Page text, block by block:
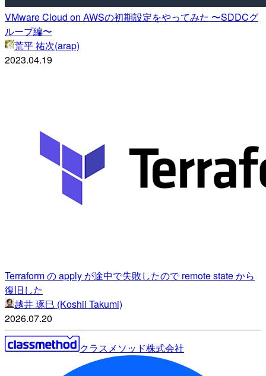
VMware Cloud on AWSの初期設定をやってみた 〜SDDCグ
ループ編〜
荒平 祐次(arap)
2023.04.19
Terraform の apply が途中で失敗したので remote state から
復旧した
越井 琢巳 (Koshii Takumi)
2026.07.20
クラスメソッド株式会社